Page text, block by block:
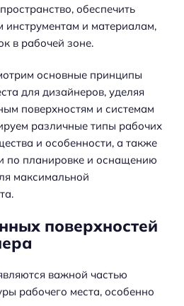
обеспечить
и материалам,
в рабочей зоне.
основные принципы
для дизайнеров, уделяя
поверхностям и системам
различные типы рабочих
и особенности, а также
по планировке и оснащению
максимальной
поверхностей
важной частью
рабочего места, особенно